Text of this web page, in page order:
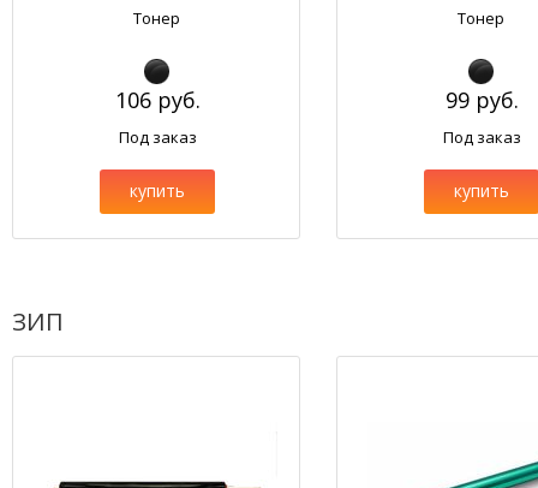
Тонер
106 руб.
Под заказ
купить
Тонер
99 руб.
Под заказ
купить
ЗИП